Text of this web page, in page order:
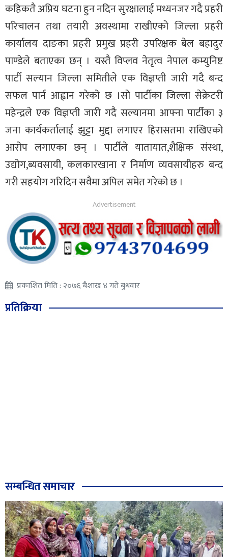
कहिकतै अप्रिय घटना हुन नदिन सुरक्षालाई मध्यनजर गदै प्रहरी
परिचालन तथा तयारी अवस्थामा राखीएको जिल्ला प्रहरी
कार्यालय दाङका प्रहरी प्रमुख प्रहरी उपरिक्षक बेल बहादुर
पाण्डेले बताएका छन् । यस्तै विप्लव नेतृत्व नेपाल कम्युनिष्ट
पार्टी सल्यान जिल्ला समितीले एक विज्ञप्ती जारी गदै बन्द
सफल पार्न आह्वान गरेको छ ।सो पार्टीका जिल्ला सेक्रेटरी
महेन्द्रले एक विज्ञप्ती जारी गदै सल्यानमा आफ्ना पार्टीका ३
जना कार्यकर्तालाई झुट्टा मुद्दा लगाएर हिरासतमा राखिएको
आरोप लगाएका छन् । पार्टीले यातायात,शैक्षिक संस्था,
उद्योग,ब्यवसायी, कलकारखाना र निर्माण व्यवसायीहरु बन्द
गरी सहयोग गरिदिन सवैमा अपिल समेत गरेको छ ।
प्रकाशित मिति : २०७६ बैशाख ४ गते बुधवार
प्रतिक्रिया
सम्बन्धित समाचार